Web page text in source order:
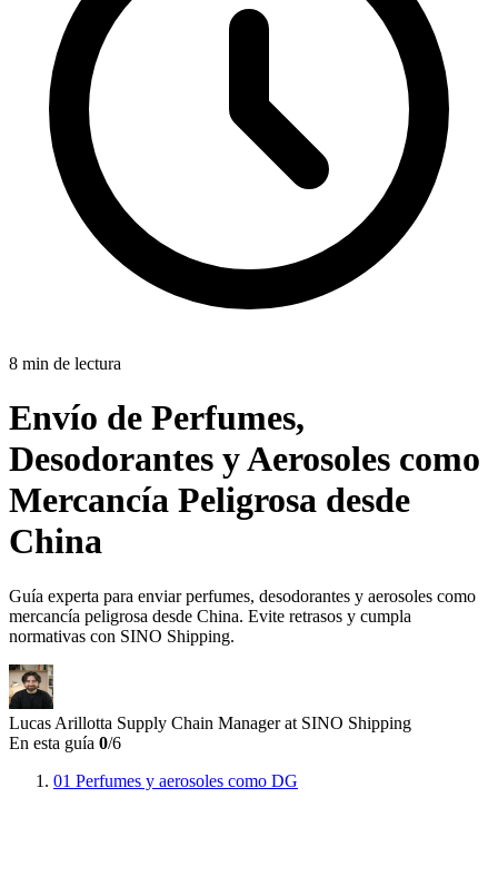
8 min de lectura
Envío de Perfumes,
Desodorantes y Aerosoles como
Mercancía Peligrosa desde
China
Guía experta para enviar perfumes, desodorantes y aerosoles como
mercancía peligrosa desde China. Evite retrasos y cumpla
normativas con SINO Shipping.
Lucas Arillotta Supply Chain Manager at SINO Shipping
En esta guía 0/6
01 Perfumes y aerosoles como DG